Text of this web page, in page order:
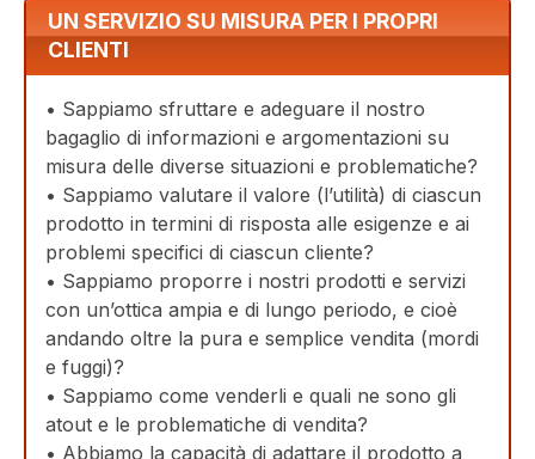
UN SERVIZIO SU MISURA PER I PROPRI
CLIENTI
• Sappiamo sfruttare e adeguare il nostro
bagaglio di informazioni e argomentazioni su
misura delle diverse situazioni e problematiche?
• Sappiamo valutare il valore (l’utilità) di ciascun
prodotto in termini di risposta alle esigenze e ai
problemi specifici di ciascun cliente?
• Sappiamo proporre i nostri prodotti e servizi
con un’ottica ampia e di lungo periodo, e cioè
andando oltre la pura e semplice vendita (mordi
e fuggi)?
• Sappiamo come venderli e quali ne sono gli
atout e le problematiche di vendita?
• Abbiamo la capacità di adattare il prodotto a